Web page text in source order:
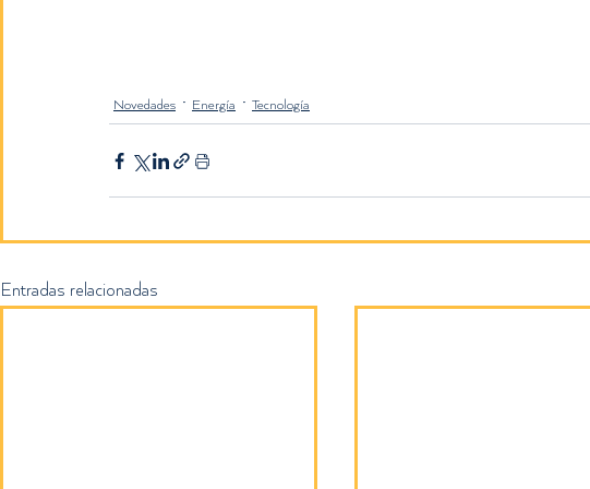
Novedades Energía Tecnología
Entradas relacionadas